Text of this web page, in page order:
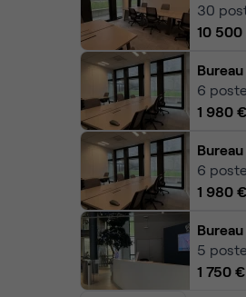
30
10
6
1 980 €
6
1 980 €
5
1 750 €